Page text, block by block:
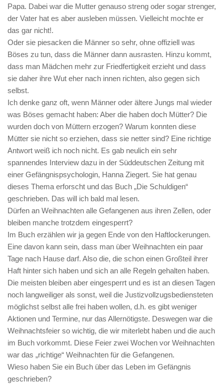
Papa. Dabei war die Mutter genauso streng oder sogar strenger,
der Vater hat es aber ausleben müssen. Vielleicht mochte er
das gar nicht!.
Oder sie piesacken die Männer so sehr, ohne offiziell was
Böses zu tun, dass die Männer dann ausrasten. Hinzu kommt,
dass man Mädchen mehr zur Friedfertigkeit erzieht und dass
sie daher ihre Wut eher nach innen richten, also gegen sich
selbst.
Ich denke ganz oft, wenn Männer oder ältere Jungs mal wieder
was Böses gemacht haben: Aber die haben doch Mütter? Die
wurden doch von Müttern erzogen? Warum konnten diese
Mütter sie nicht so erziehen, dass sie netter sind? Eine richtige
Antwort weiß ich noch nicht. Es gab neulich ein sehr
spannendes Interview dazu in der Süddeutschen Zeitung mit
einer Gefängnispsychologin, Hanna Ziegert. Sie hat genau
dieses Thema erforscht und das Buch „Die Schuldigen“
geschrieben. Das will ich bald mal lesen.
Dürfen an Weihnachten alle Gefangenen aus ihren Zellen, oder
bleiben manche trotzdem eingesperrt?
Im Buch erzählen wir ja gegen Ende von den Haftlockerungen.
Eine davon kann sein, dass man über Weihnachten ein paar
Tage nach Hause darf. Also die, die schon einen Großteil ihrer
Haft hinter sich haben und sich an alle Regeln gehalten haben.
Die meisten bleiben aber eingesperrt und es ist an diesen Tagen
noch langweiliger als sonst, weil die Justizvollzugsbediensteten
möglichst selbst alle frei haben wollen, d.h. es gibt weniger
Aktionen und Termine, nur das Allernötigste. Deswegen war die
Weihnachtsfeier so wichtig, die wir miterlebt haben und die auch
im Buch vorkommt. Diese Feier zwei Wochen vor Weihnachten
war das „richtige“ Weihnachten für die Gefangenen.
Wieso haben Sie ein Buch über das Leben im Gefängnis
geschrieben?